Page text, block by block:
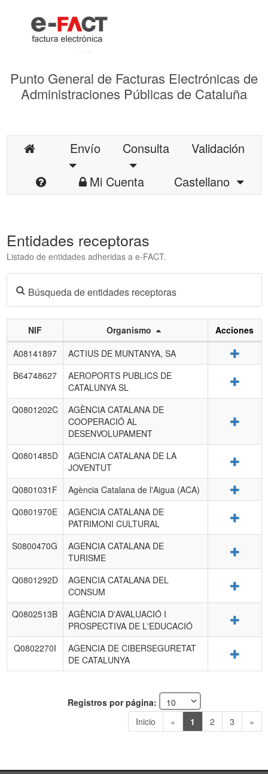
Punto General de Facturas Electrónicas de
Administraciones Públicas de Cataluña
Envío Consulta
Validación
Mi Cuenta
Castellano
Entidades receptoras
Listado de entidades adheridas a e-FACT.
Búsqueda de entidades receptoras
Listado
de
entidades
NIF Organismo
Acciones
A08141897
ACTIUS DE MUNTANYA, SA
B64748627
AEROPORTS PUBLICS DE
CATALUNYA SL
Q0801202C
AGÈNCIA CATALANA DE
COOPERACIÓ AL
DESENVOLUPAMENT
Q0801485D
AGENCIA CATALANA DE LA
JOVENTUT
Q0801031F Agència Catalana de l'Aigua (ACA)
Q0801970E
AGENCIA CATALANA DE
PATRIMONI CULTURAL
S0800470G
AGENCIA CATALANA DE
TURISME
Q0801292D
AGENCIA CATALANA DEL
CONSUM
Q0802513B
AGÈNCIA D'AVALUACIÓ I
PROSPECTIVA DE L'EDUCACIÓ
Q0802270I
AGENCIA DE CIBERSEGURETAT
DE CATALUNYA
Registros por página:
Inicio
« 1 2 3 »